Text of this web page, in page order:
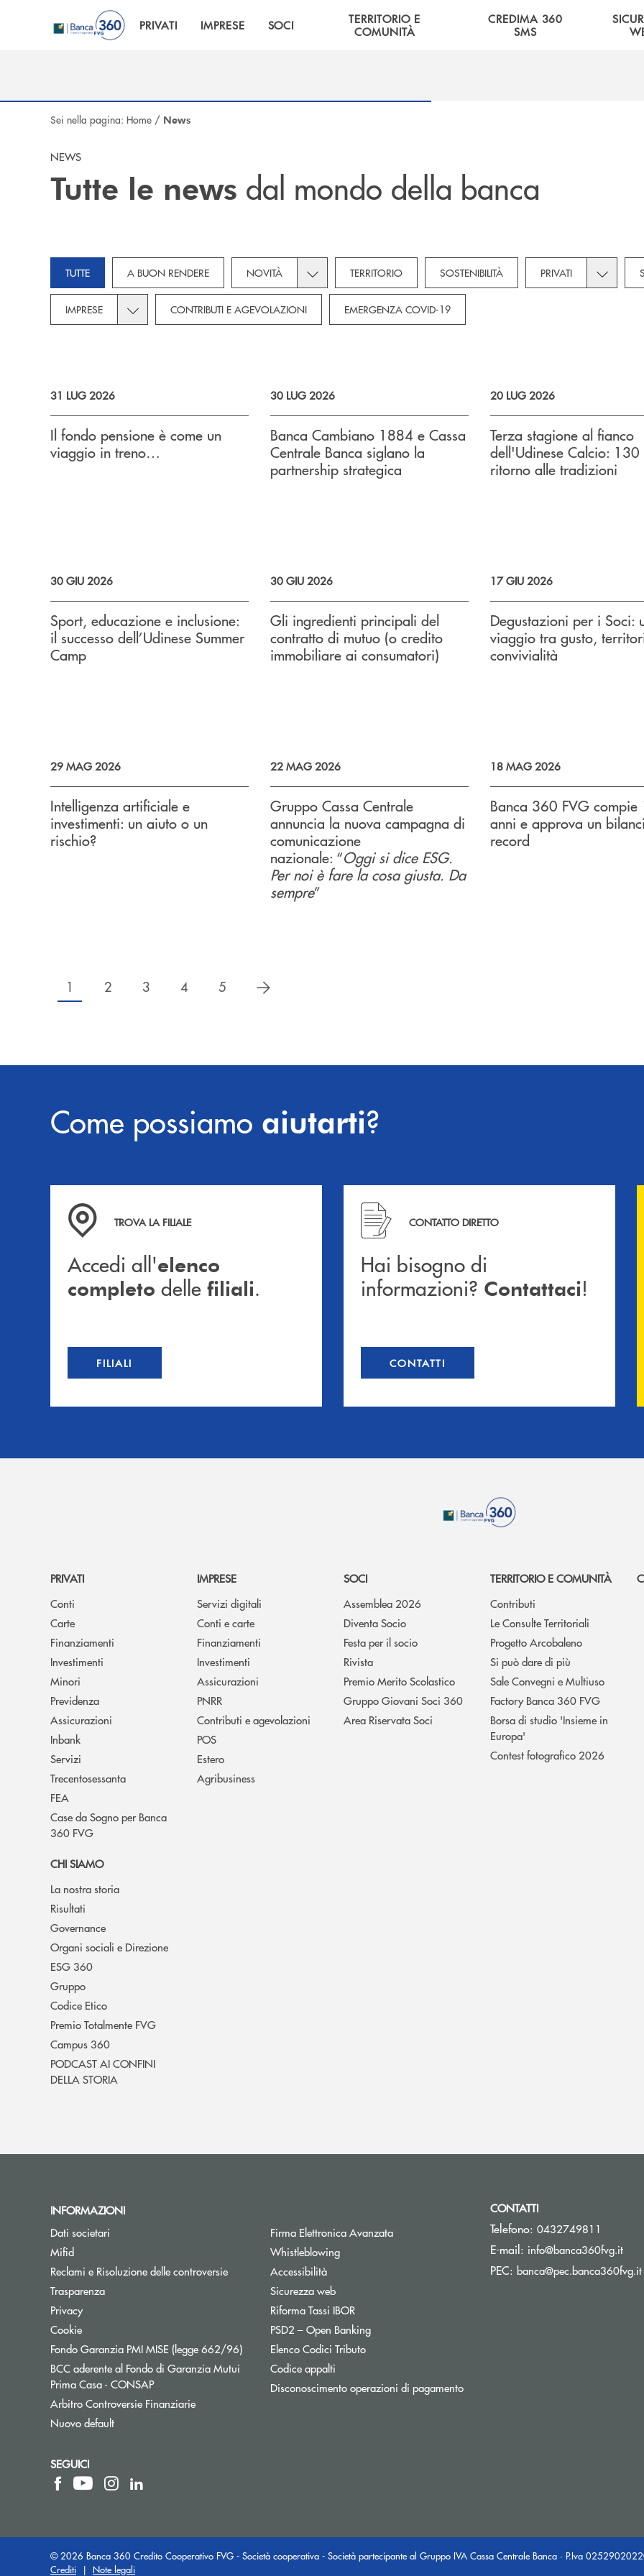
Salta al contenuto principale
PRIVATI IMPRESE SOCI
TERRITORIO E
COMUNITÀ
CREDIMA 360
SMS
Sei nella pagina: Home / News
NEWS
Tutte le news dal mondo della banca
TUTTE A BUON RENDERE NOVITÀ Toggle subcategories dropdown for Novità
TERRITORIO SOSTENIBILITÀ PRIVATI Toggle
IMPRESE Toggle subcategories dropdown for Imprese
CONTRIBUTI E AGEVOLAZIONI EMERGENZA COVID-19
31 LUG 2026
Il fondo pensione è come un
viaggio in treno…
30 LUG 2026
Banca Cambiano 1884 e Cassa
Centrale Banca siglano la
partnership strategica
20 LUG 2026
Terza stagione al fianco
dell'Udinese Calcio: 130
ritorno alle tradizioni
30 GIU 2026
Sport, educazione e inclusione:
il successo dell’Udinese Summer
Camp
30 GIU 2026
Gli ingredienti principali del
contratto di mutuo (o credito
immobiliare ai consumatori)
17 GIU 2026
Degustazioni per i Soci:
viaggio tra gusto,
convivialità
29 MAG 2026
Intelligenza artificiale e
investimenti: un aiuto o un
rischio?
22 MAG 2026
Gruppo Cassa Centrale
annuncia la nuova campagna di
comunicazione
nazionale: “Oggi si dice ESG.
Per noi è fare la cosa giusta. Da
sempre”
18 MAG 2026
Banca 360 FVG compie
anni e approva un
record
1 2 3 4 5 successivo
Come possiamo aiutarti?
Accedi all' elenco completo delle filiali .
TROVA LA FILIALE
Accedi all'elenco
completo delle filiali.
FILIALI
Hai bisogno di informazioni? Contattaci !
CONTATTO DIRETTO
Hai bisogno di
informazioni? Contattaci!
CONTATTI
PRIVATI
Conti
Carte
Finanziamenti
Investimenti
Minori
Previdenza
Assicurazioni
Inbank
Servizi
Trecentosessanta
FEA
Case da Sogno per Banca
360 FVG
IMPRESE
Servizi digitali
Conti e carte
Finanziamenti
Investimenti
Assicurazioni
PNRR
Contributi e agevolazioni
POS
Estero
Agribusiness
SOCI
Assemblea 2026
Diventa Socio
Festa per il socio
Rivista
Premio Merito Scolastico
Gruppo Giovani Soci 360
Area Riservata Soci
TERRITORIO E COMUNITÀ
Contributi
Le Consulte Territoriali
Progetto Arcobaleno
Si può dare di più
Sale Convegni e Multiuso
Factory Banca 360 FVG
Borsa di studio 'Insieme in
Europa'
Contest fotografico 2026
CHI SIAMO
La nostra storia
Risultati
Governance
Organi sociali e Direzione
ESG 360
Gruppo
Codice Etico
Premio Totalmente FVG
Campus 360
PODCAST AI CONFINI
DELLA STORIA
INFORMAZIONI
Dati societari
Mifid
Reclami e Risoluzione delle controversie
Trasparenza
Privacy
Cookie
Fondo Garanzia PMI MISE (legge 662/96)Apre una nuova finestra
BCC aderente al Fondo di Garanzia Mutui
Prima Casa - CONSAPApre una nuova finestra
Arbitro Controversie FinanziarieApre una nuova finestra
Nuovo default
Firma Elettronica Avanzata
WhistleblowingApre una nuova finestra
Accessibilità
Sicurezza web
Riforma Tassi IBORApre una nuova finestra
PSD2 – Open BankingApre una nuova finestra
Elenco Codici TributoApre una nuova finestra
Codice appalti
Disconoscimento operazioni di pagamento
CONTATTI
Telefono: 0432749811
E-mail: info@banca360fvg.it(si
PEC: banca@pec.banca360fvg.it
SEGUICI
© 2026 Banca 360 Credito Cooperativo FVG - Società cooperativa - Società partecipante al Gruppo IVA Cassa Centrale Banca · P.Iva
Crediti | Note legali